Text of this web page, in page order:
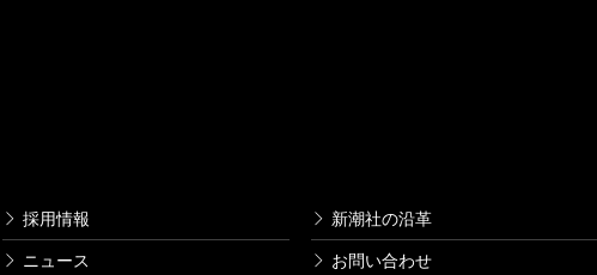
採用情報 新潮社の沿革
ニュース お問い合わせ